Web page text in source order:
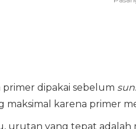
primer dipakai sebelum
maksimal karena primer
urutan yang tepat adalah